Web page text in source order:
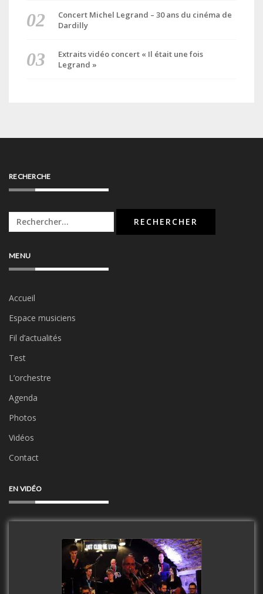
Concert Michel Legrand – 30 ans du cinéma de
Dardilly
Extraits vidéo concert « Il était une fois
Legrand »
RECHERCHE
Rechercher :
MENU
Accueil
Espace musiciens
Fil d’actualités
Test
L’orchestre
Agenda
Photos
Vidéos
Contact
EN VIDÉO
Clip Only Big Band 2019
watch video